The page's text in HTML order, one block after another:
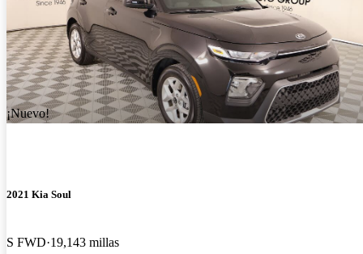
¡Nuevo!
2021 Kia Soul
S FWD 19,143 millas